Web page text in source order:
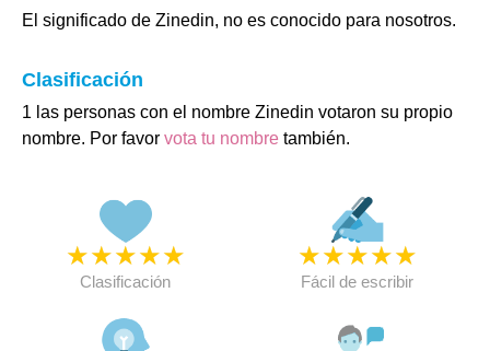
El significado de Zinedin, no es conocido para nosotros.
Clasificación
1 las personas con el nombre Zinedin votaron su propio
nombre. Por favor vota tu nombre también.
★★★★★
Clasificación
★★★★★
Fácil de escribir